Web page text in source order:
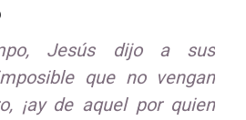
Jesús dijo a sus
que no vengan
¡ay de aquel por quien